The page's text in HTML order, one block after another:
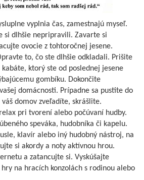
vyplnia čas, zamestnajú myseľ.
si dlhšie nepripravili. Zavarte si
ovocie z tohtoročnej jesene.
to, čo ste dlhšie odkladali. Prišite
ktorý ste od poslednej jesene
gombíku. Dokončite
domácnosti. Prípadne sa pustite do
domov zveľadíte, skrášlite.
pri tvorení alebo počúvaní hudby.
speváka, hudobníka či kapelu.
klavír alebo iný hudobný nástroj, na
si akordy a noty aktívnou hrou.
a zatancujte si. Vyskúšajte
na hracích konzolách s rodinou alebo